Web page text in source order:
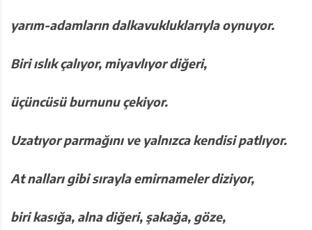
yarım-adamların dalkavukluklarıyla oynuyor.
Biri ıslık çalıyor, miyavlıyor diğeri,
üçüncüsü burnunu çekiyor.
Uzatıyor parmağını ve yalnızca kendisi patlıyor.
At nalları gibi sırayla emirnameler diziyor,
biri kasığa, alna diğeri, şakağa, göze,